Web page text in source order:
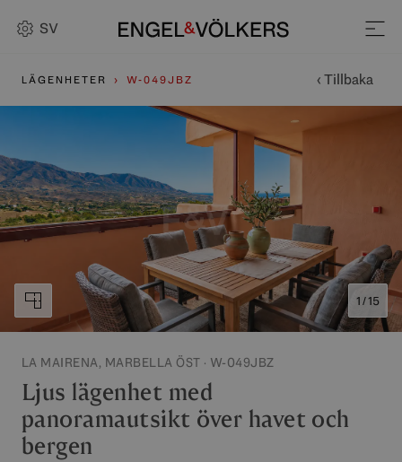
SV
LÄGENHETER W-049JBZ ‹ Tillbaka
1 / 15
LA MAIRENA, MARBELLA ÖST · W-049JBZ
Ljus lägenhet med
panoramautsikt över havet och
bergen